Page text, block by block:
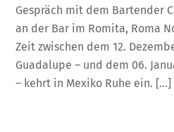
Gespräch mit dem Bartender
an der Bar im Romita, Roma
Zeit zwischen dem 12.
Guadalupe – und dem 06.
– kehrt in Mexiko Ruhe ein. […]